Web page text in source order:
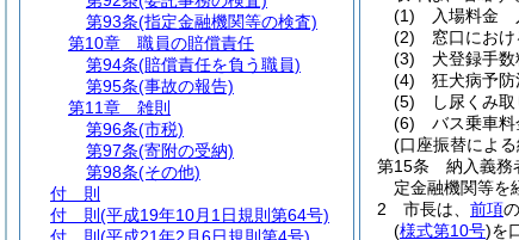
(1)
入場料金
(2)
窓口にお
(3)
犬登録手
(4)
狂犬病予
(5)
し尿くみ
(6)
バス乗車
(口座振替によ
第15条
納入義務
定金融機関等を
2
市長は、 前項
(様式第10号)を
第93条(指定金融機関等の検査)
第10章
職員の賠償責任
第94条(賠償責任を負う職員)
第95条(事故の報告)
第11章
雑則
第96条(市税)
第97条(寄附の受納)
第98条(その他)
付 則
付 則 (平成19年10月1日規則第64号)